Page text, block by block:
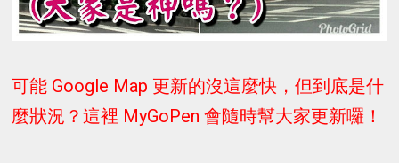
可能 Google Map 更新的沒這麼快，但到底是什
麼狀況？這裡 MyGoPen 會隨時幫大家更新囉！